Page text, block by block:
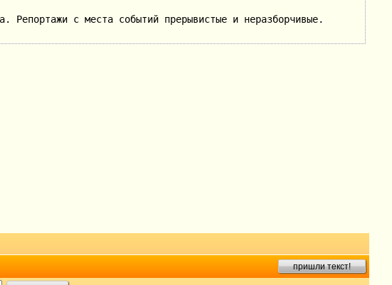
Репортажи с места событий прерывистые и неразборчивые.
пришли текст!